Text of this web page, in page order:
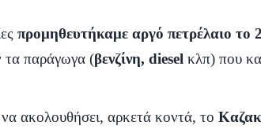
προμηθευτήκαμε αργό πετρέλαιο το
τα παράγωγα (βενζίνη, diesel κλπ) που
να ακολουθήσει, αρκετά κοντά, το